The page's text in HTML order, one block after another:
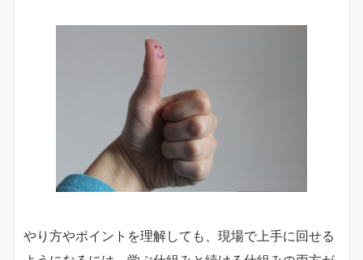
やり方やポイントを理解しても、現場で上手に回せる